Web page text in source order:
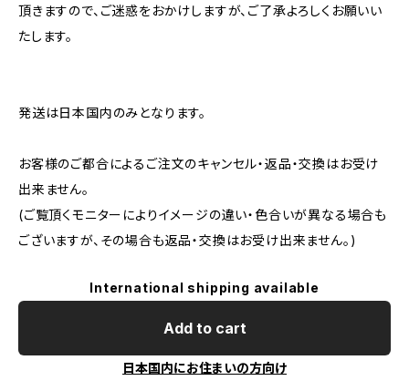
頂きますので、ご迷惑をおかけしますが、ご了承よろしくお願いい
たします。
発送は日本国内のみとなります。
お客様のご都合によるご注文のキャンセル・返品・交換はお受け
出来ません。
(ご覧頂くモニターによりイメージの違い・色合いが異なる場合も
ございますが、その場合も返品・交換はお受け出来ません。)
International shipping available
Add to cart
日本国内にお住まいの方向け